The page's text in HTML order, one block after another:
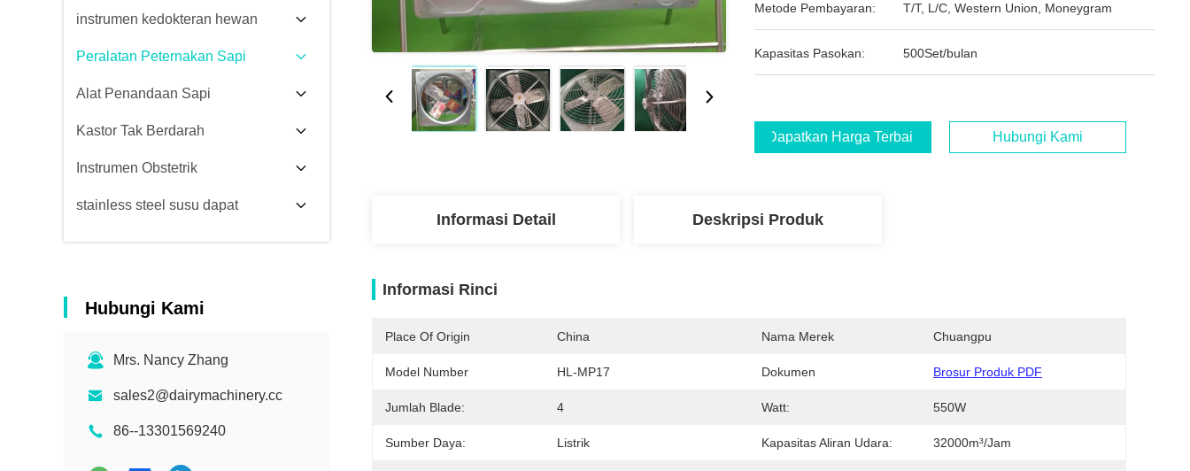
instrumen kedokteran hewan
Peralatan Peternakan Sapi
Alat Penandaan Sapi
Kastor Tak Berdarah
Instrumen Obstetrik
stainless steel susu dapat
Hubungi Kami
Mrs. Nancy Zhang
sales2@dairymachinery.cc
86--13301569240
Metode Pembayaran: T/T, L/C, Western Union, Moneygram
Kapasitas Pasokan: 500Set/bulan
Dapatkan Harga Terbaik Hubungi Kami
Informasi Detail Deskripsi Produk
Informasi Rinci
Place Of Origin China Nama Merek Chuangpu
Model Number HL-MP17 Dokumen Brosur Produk PDF
Jumlah Blade: 4 Watt: 550W
Sumber Daya: Listrik Kapasitas Aliran Udara: 32000m³/jam